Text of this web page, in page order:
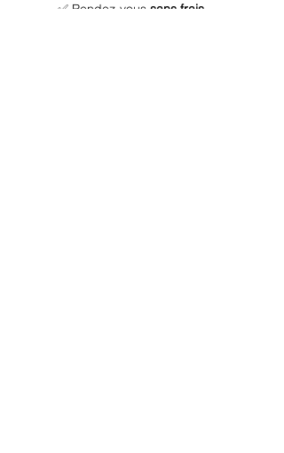
✅ Rendez-vous sans frais